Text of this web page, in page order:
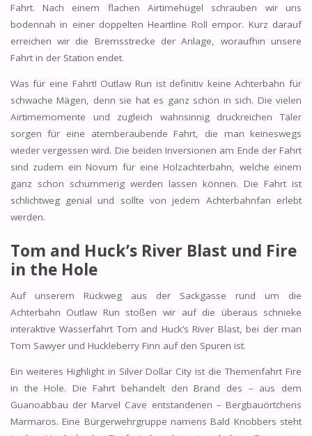
Fahrt. Nach einem flachen Airtimehügel schrauben wir uns
bodennah in einer doppelten Heartline Roll empor. Kurz darauf
erreichen wir die Bremsstrecke der Anlage, woraufhin unsere
Fahrt in der Station endet.
Was für eine Fahrt! Outlaw Run ist definitiv keine Achterbahn für
schwache Mägen, denn sie hat es ganz schön in sich. Die vielen
Airtimemomente und zugleich wahnsinnig druckreichen Täler
sorgen für eine atemberaubende Fahrt, die man keineswegs
wieder vergessen wird. Die beiden Inversionen am Ende der Fahrt
sind zudem ein Novum für eine Holzachterbahn, welche einem
ganz schon schummerig werden lassen können. Die Fahrt ist
schlichtweg genial und sollte von jedem Achterbahnfan erlebt
werden.
Tom and Huck’s River Blast und Fire
in the Hole
Auf unserem Rückweg aus der Sackgasse rund um die
Achterbahn Outlaw Run stoßen wir auf die überaus schnieke
interaktive Wasserfahrt Tom and Huck’s River Blast, bei der man
Tom Sawyer und Huckleberry Finn auf den Spuren ist.
Ein weiteres Highlight in Silver Dollar City ist die Themenfahrt Fire
in the Hole. Die Fahrt behandelt den Brand des – aus dem
Guanoabbau der Marvel Cave entstandenen – Bergbauörtchens
Marmaros. Eine Bürgerwehrgruppe namens Bald Knobbers steht